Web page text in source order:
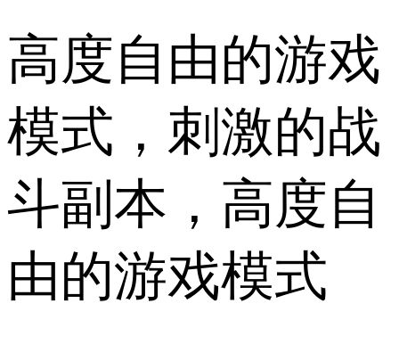
高度自由的游戏
模式，刺激的战
斗副本，高度自
由的游戏模式